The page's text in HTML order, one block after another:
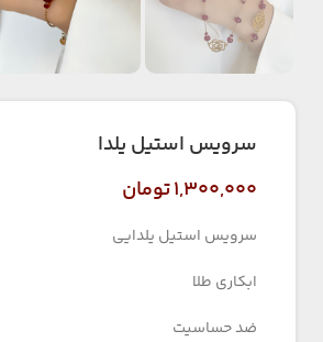
سرویس استیل یلدا
۱,۳۰۰,۰۰۰تومان
سرویس استیل یلدایی
ابکاری طلا
ضد حساسیت